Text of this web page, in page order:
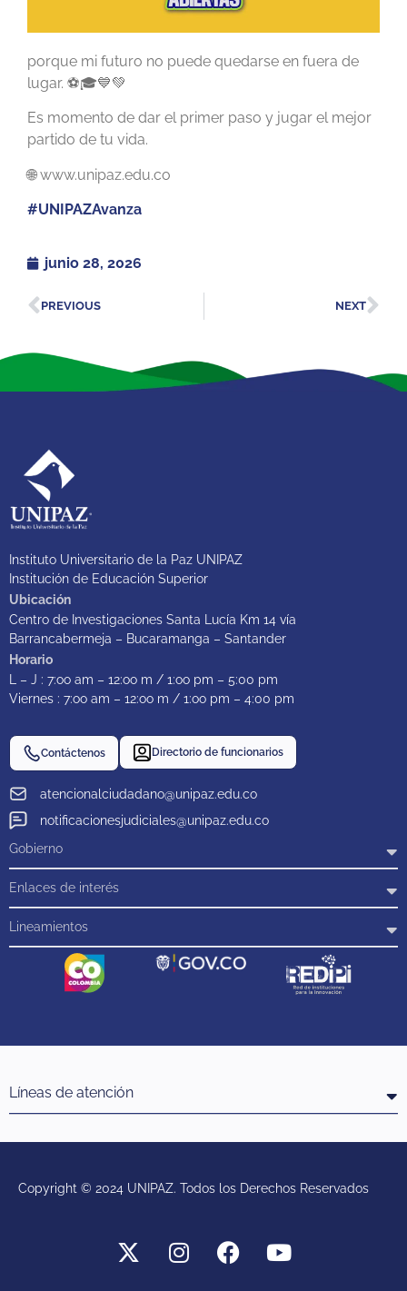
porque mi futuro no puede quedarse en fuera de
lugar. ⚽🎓💙💚
Es momento de dar el primer paso y jugar el mejor
partido de tu vida.
🌐 www.unipaz.edu.co
#UNIPAZAvanza
junio 28, 2026
PREVIOUS NEXT
Instituto Universitario de la Paz UNIPAZ
Institución de Educación Superior
Ubicación
Centro de Investigaciones Santa Lucía Km 14 vía
Barrancabermeja – Bucaramanga – Santander
Horario
L – J : 7:oo am – 12:oo m / 1:oo pm – 5:00 pm
Viernes : 7:oo am – 12:oo m / 1:oo pm – 4:00 pm
atencionalciudadano@unipaz.edu.co
notificacionesjudiciales@unipaz.edu.co
Contáctenos Directorio de funcionarios
Gobierno
Enlaces de interés
Lineamientos
Líneas de atención
Copyright © 2024 UNIPAZ. Todos los Derechos Reservados